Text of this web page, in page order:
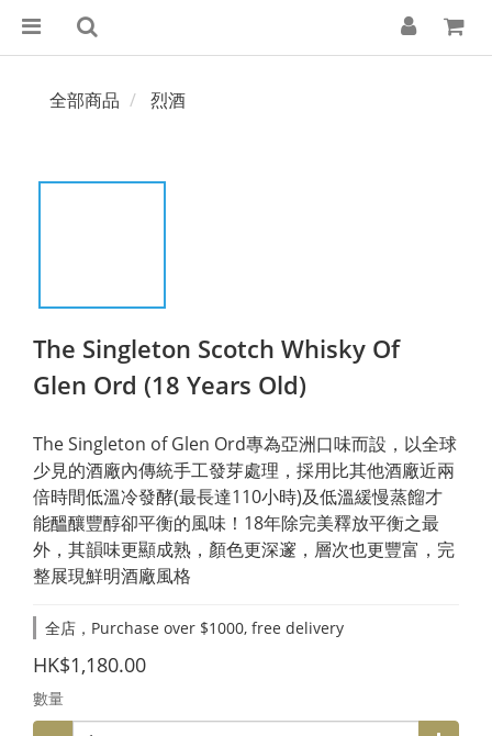
全部商品 烈酒
The Singleton Scotch Whisky Of
Glen Ord (18 Years Old)
The Singleton of Glen Ord專為亞洲口味而設，以全球
少見的酒廠內傳統手工發芽處理，採用比其他酒廠近兩
倍時間低溫冷發酵(最長達110小時)及低溫緩慢蒸餾才
能醞釀豐醇卻平衡的風味！18年除完美釋放平衡之最
外，其韻味更顯成熟，顏色更深邃，層次也更豐富，完
整展現鮮明酒廠風格
全店，Purchase over $1000, free delivery
HK$1,180.00
數量